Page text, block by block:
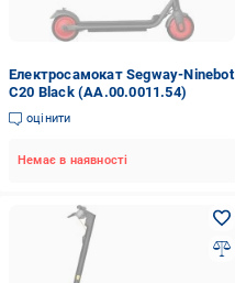
Електросамокат Segway-Ninebot
C20 Black (AA.00.0011.54)
оцінити
Немає в наявності